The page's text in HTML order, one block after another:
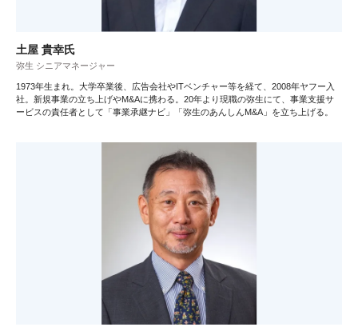
土屋 貴幸氏
弥生 シニアマネージャー
1973年生まれ。大学卒業後、広告会社やITベンチャー等を経て、2008年ヤフー入
社。新規事業の立ち上げやM&Aに携わる。20年より現職の弥生にて、事業支援サ
ービスの責任者として「事業承継ナビ」「弥生のあんしんM&A」を立ち上げる。